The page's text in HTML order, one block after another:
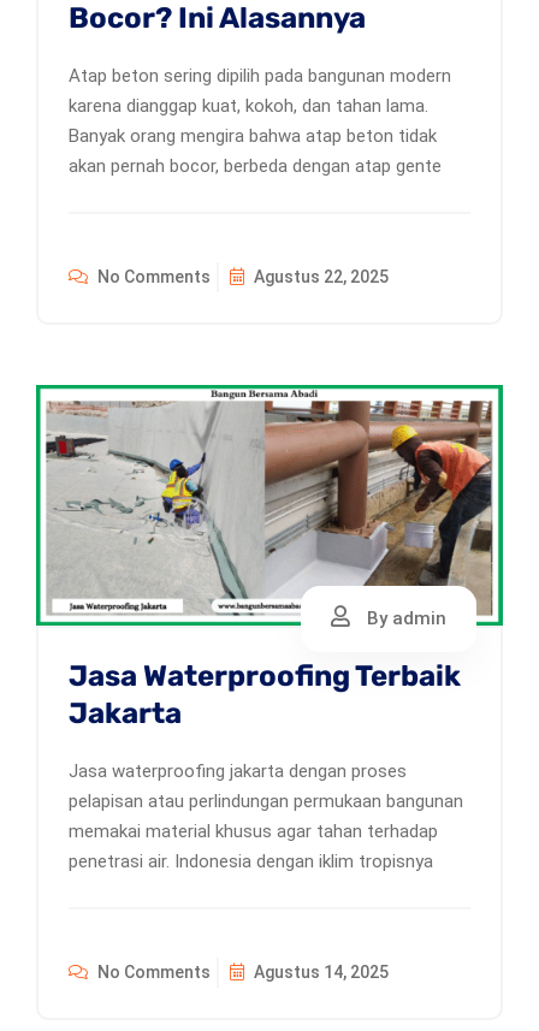
Bocor? Ini Alasannya
Atap beton sering dipilih pada bangunan modern
karena dianggap kuat, kokoh, dan tahan lama.
Banyak orang mengira bahwa atap beton tidak
akan pernah bocor, berbeda dengan atap gente
No Comments Agustus 22, 2025
By admin
Jasa Waterproofing Terbaik
Jakarta
Jasa waterproofing jakarta dengan proses
pelapisan atau perlindungan permukaan bangunan
memakai material khusus agar tahan terhadap
penetrasi air. Indonesia dengan iklim tropisnya
No Comments Agustus 14, 2025